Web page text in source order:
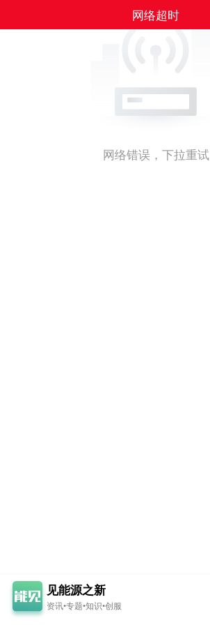
网络错误，下拉重试
见能源之新
资讯•专题•知识•创服
网络超时